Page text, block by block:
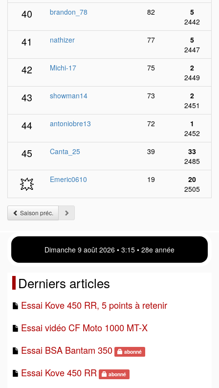
40 brandon_78 82
5
2442
41 nathizer 77
5
2447
42 Michi-17 75
2
2449
43 showman14 73
2
2451
44 antoniobre13 72
1
2452
45 Canta_25 39
33
2485
💥 Emeric0610 19
20
2505
Saison préc.
Dimanche 9 août 2026 • 3 15 • 28e année
Derniers articles
Essai Kove 450 RR, 5 points à retenir
Essai vidéo CF Moto 1000 MT-X
Essai BSA Bantam 350
abonné
Essai Kove 450 RR abonné